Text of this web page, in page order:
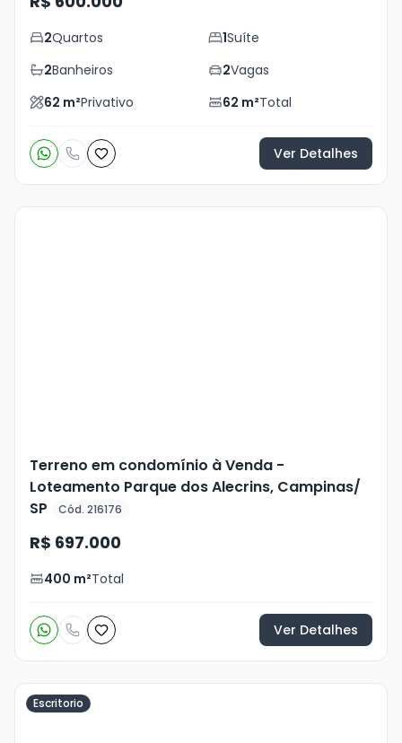
2Quartos 1Suíte
2Banheiros 2Vagas
62 m²Privativo 62 m²Total
Ver Detalhes
Terreno em condomínio à Venda -
Loteamento Parque dos Alecrins, Campinas/
SP
Cód. 216176
R$ 697.000
400 m²Total
Ver Detalhes
Escritorio